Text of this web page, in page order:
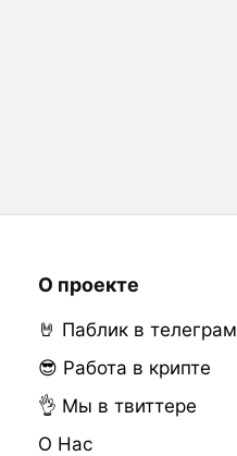
О проекте
🤘 Паблик в телеграм
😎 Работа в крипте
👌 Мы в твиттере
О Нас